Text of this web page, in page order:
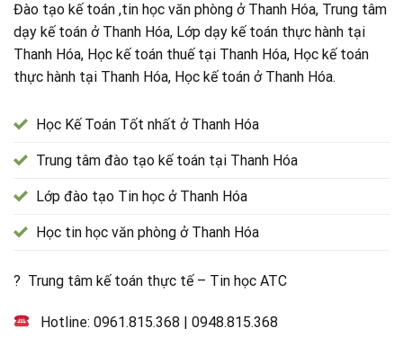
Đào tạo kế toán ,tin học văn phòng ở Thanh Hóa, Trung tâm
dạy kế toán ở Thanh Hóa, Lớp dạy kế toán thực hành tại
Thanh Hóa, Học kế toán thuế tại Thanh Hóa, Học kế toán
thực hành tại Thanh Hóa, Học kế toán ở Thanh Hóa.
Học Kế Toán Tốt nhất ở Thanh Hóa
Trung tâm đào tạo kế toán tại Thanh Hóa
Lớp đào tạo Tin học ở Thanh Hóa
Học tin học văn phòng ở Thanh Hóa
? Trung tâm kế toán thực tế – Tin học ATC
Hotline:0961.815.368 |0948.815.368